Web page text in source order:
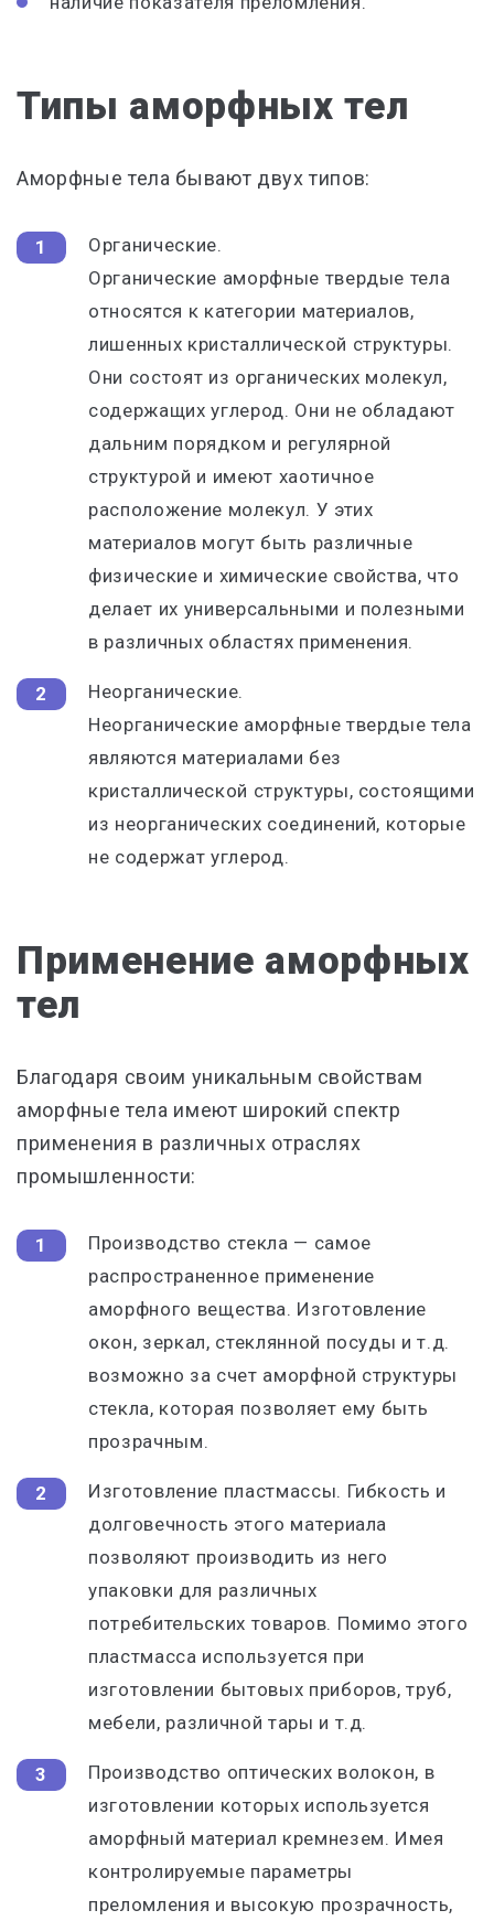
Типы аморфных тел
Аморфные тела бывают двух типов:
Органические.
Органические аморфные твердые тела
относятся к категории материалов,
лишенных кристаллической структуры.
Они состоят из органических молекул,
содержащих углерод. Они не обладают
дальним порядком и регулярной
структурой и имеют хаотичное
расположение молекул. У этих
материалов могут быть различные
физические и химические свойства, что
делает их универсальными и полезными
в различных областях применения.
Неорганические.
Неорганические аморфные твердые тела
являются материалами без
кристаллической структуры, состоящими
из неорганических соединений, которые
не содержат углерод.
Применение аморфных
тел
Благодаря своим уникальным свойствам
аморфные тела имеют широкий спектр
применения в различных отраслях
промышленности:
Производство стекла — самое
распространенное применение
аморфного вещества. Изготовление
окон, зеркал, стеклянной посуды и т.д.
возможно за счет аморфной структуры
стекла, которая позволяет ему быть
прозрачным.
Изготовление пластмассы. Гибкость и
долговечность этого материала
позволяют производить из него
упаковки для различных
потребительских товаров. Помимо этого
пластмасса используется при
изготовлении бытовых приборов, труб,
мебели, различной тары и т.д.
Производство оптических волокон, в
изготовлении которых используется
аморфный материал кремнезем. Имея
контролируемые параметры
преломления и высокую прозрачность,